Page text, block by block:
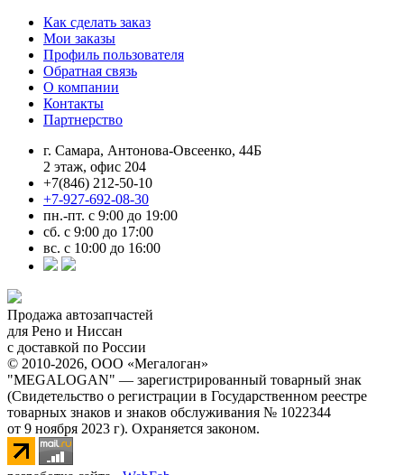
Как сделать заказ
Мои заказы
Профиль пользователя
Обратная связь
О компании
Контакты
Партнерство
г. Самара, Антонова-Овсеенко, 44Б
2 этаж, офис 204
+7(846) 212-50-10
+7-927-692-08-30
пн.-пт. с 9:00 до 19:00
сб. с 9:00 до 17:00
вс. с 10:00 до 16:00
Продажа автозапчастей
для Рено и Ниссан
с доставкой по России
© 2010-2026, ООО «Мегалоган»
"MEGALOGAN" — зарегистрированный товарный знак
(Свидетельство о регистрации в Государственном реестре
товарных знаков и знаков обслуживания № 1022344
от 9 ноября 2023 г). Охраняется законом.